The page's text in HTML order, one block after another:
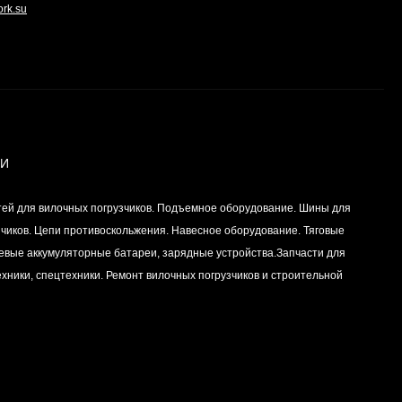
для вилочных погрузчиков. Подъемное оборудование. Шины для
Цепи противоскольжения. Навесное оборудование. Тяговые
аккумуляторные батареи, зарядные устройства.Запчасти для
спецтехники. Ремонт вилочных погрузчиков и строительной